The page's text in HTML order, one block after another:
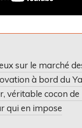
sur le marché
à bord du
véritable cocon de
qui en impose